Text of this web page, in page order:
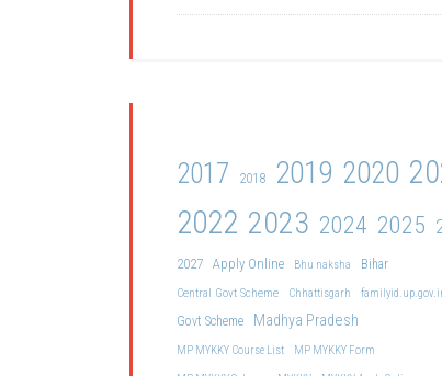
2017 2018 2019 2020
2022 2023 2024 2025
2027 Apply Online Bhu naksha
Bihar
Central Govt Scheme
Chhattisgarh
Govt Scheme Madhya Pradesh
MP MYKKY Course List
MP MYKKY Form